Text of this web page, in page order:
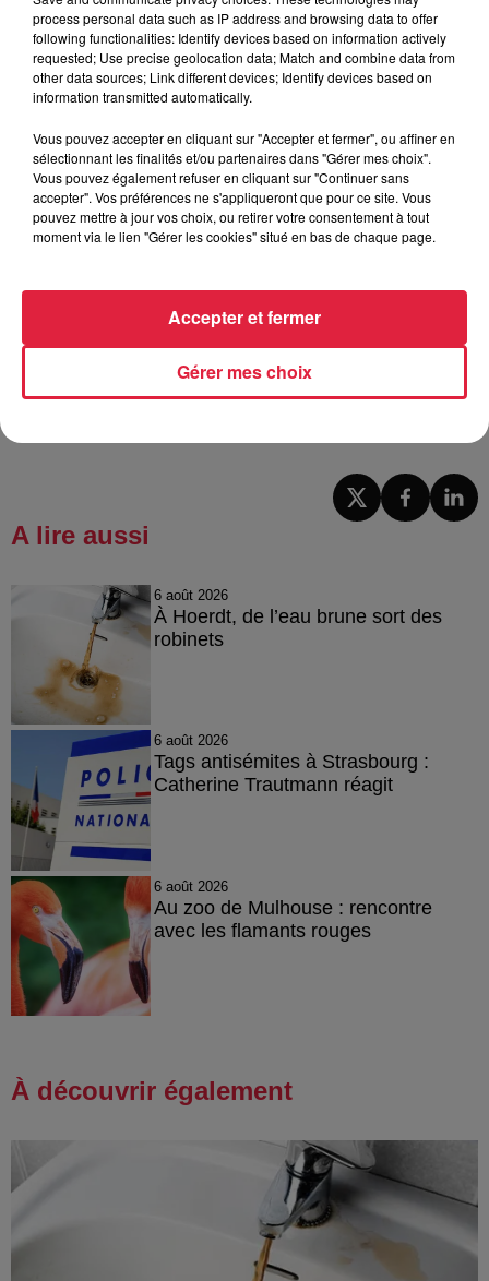
en juin, et Strasbourg et Sélestat en octobre). Ce projet est
mis-en-place par "Est-Rescue" (L'Observatoire des
Urgences Grand Est). Le médecin rentre donc directement
les informations du patient sur la tablette. La traçabilité est
donc importante puisque les secours peuvent ensuite tous
suivre le dossier (de manière sécurisée). Pour le docteur
Jérôme SCHLEGEL, chef de service aux Urgences de
l’hôpital de Haguenau,"SMUR-TAB améliore la prise-en-
charge du patient et permet aussi une meilleure analyse
des données".
A lire aussi
6 août 2026
À Hoerdt, de l’eau brune sort des
robinets
6 août 2026
Tags antisémites à Strasbourg :
Catherine Trautmann réagit
6 août 2026
Au zoo de Mulhouse : rencontre
avec les flamants rouges
À découvrir également
process personal data such as IP address and browsing data to offer
following functionalities: Identify devices based on information actively
requested; Use precise geolocation data; Match and combine data from
other data sources; Link different devices; Identify devices based on
information transmitted automatically.
Vous pouvez accepter en cliquant sur "Accepter et fermer", ou affiner en
sélectionnant les finalités et/ou partenaires dans "Gérer mes choix".
Vous pouvez également refuser en cliquant sur "Continuer sans
accepter". Vos préférences ne s'appliqueront que pour ce site. Vous
pouvez mettre à jour vos choix, ou retirer votre consentement à tout
moment via le lien "Gérer les cookies" situé en bas de chaque page.
Gérer mes choix
Accepter et fermer